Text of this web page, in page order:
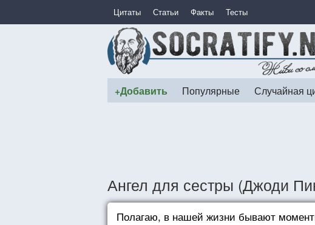
Цитаты Статьи Факты Тесты
+Добавить Популярные Случайная
Ангел для сестры (Джоди
Полагаю, в нашей жизни бывают